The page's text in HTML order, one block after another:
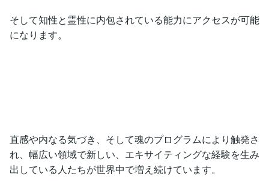
そして知性と霊性に内包されている能力にアクセスが可能
になります。
直感や内なる気づき、そして魂のプログラムにより触発さ
れ、幅広い領域で新しい、エキサイティングな経験を生み
出している人たちが世界中で増え続けています。